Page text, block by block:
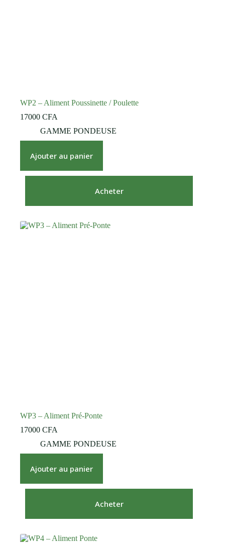
WP2 – Aliment Poussinette / Poulette
17000 CFA
GAMME PONDEUSE
Ajouter au panier
Acheter
WP3 – Aliment Pré-Ponte
17000 CFA
GAMME PONDEUSE
Ajouter au panier
Acheter